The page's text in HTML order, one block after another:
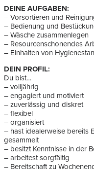
DEINE AUFGABEN:
– Vorsortieren und
– Bedienung und
– Wäsche zusammenlegen
– Resourcenschonendes
– Einhalten von
DEIN PROFIL:
Du bist…
– volljährig
– engagiert und motiviert
– zuverlässig und diskret
– flexibel
– organisiert
– hast idealerweise bereits
gesammelt
– besitzt Kenntnisse in der
– arbeitest sorgfältig
– Bereitschaft zu